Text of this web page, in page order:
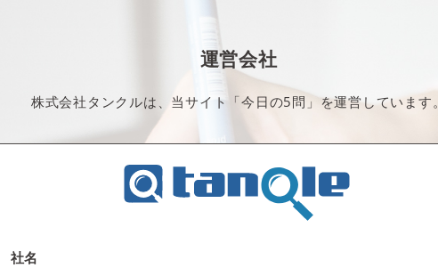
運営会社
株式会社タンクルは、当サイト「今日の5問」を運営しています
社名